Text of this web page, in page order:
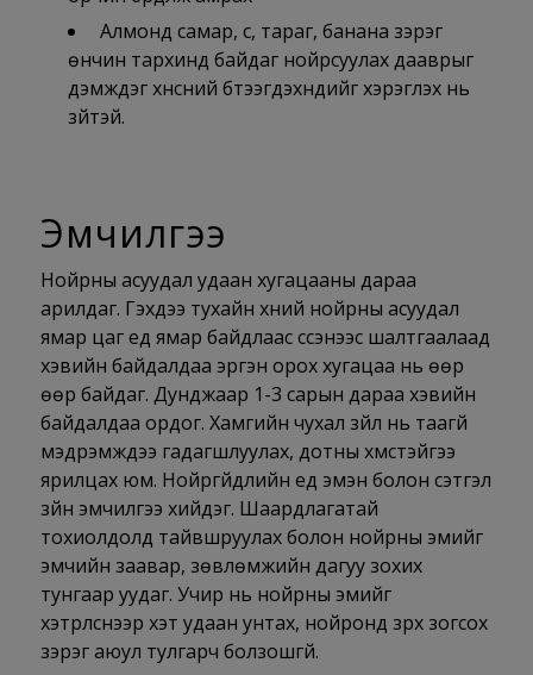
Алмонд самар, сүү, тараг, банана зэрэг
өнчин тархинд байдаг нойрсуулах дааврыг
дэмждэг хүнсний бүтээгдэхүүнүүдийг хэрэглэх нь
зүйтэй.
Эмчилгээ
Нойрны асуудал удаан хугацааны дараа
арилдаг. Гэхдээ тухайн хүний нойрны асуудал
ямар цаг үед ямар байдлаас үүссэнээс шалтгаалаад
хэвийн байдалдаа эргэн орох хугацаа нь өөр
өөр байдаг. Дунджаар 1-3 сарын дараа хэвийн
байдалдаа ордог. Хамгийн чухал зүйл нь таагүй
мэдрэмжүүдээ гадагшлуулах, дотны хүмүүстэйгээ
ярилцах юм. Нойргүйдлийн үед эмэн болон сэтгэл
зүйн эмчилгээ хийдэг. Шаардлагатай
тохиолдолд тайвшруулах болон нойрны эмийг
эмчийн заавар, зөвлөмжийн дагуу зохих
тунгаар уудаг. Учир нь нойрны эмийг
хэтрүүлснээр хэт удаан унтах, нойронд зүрх зогсох
зэрэг аюул тулгарч болзошгүй.